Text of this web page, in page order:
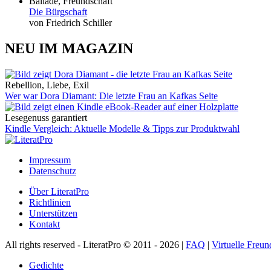
Die Bürgschaft
von Friedrich Schiller
NEU IM MAGAZIN
Rebellion, Liebe, Exil
Wer war Dora Diamant: Die letzte Frau an Kafkas Seite
Lesegenuss garantiert
Kindle Vergleich: Aktuelle Modelle & Tipps zur Produktwahl
Impressum
Datenschutz
Über LiteratPro
Richtlinien
Unterstützen
Kontakt
All rights reserved - LiteratPro © 2011 - 2026 | FAQ | Virtuelle
Gedichte